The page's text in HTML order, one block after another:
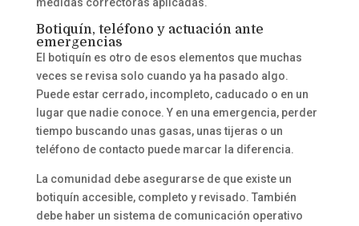
Botiquín, teléfono y actuación ante
emergencias
El botiquín es otro de esos elementos que muchas
veces se revisa solo cuando ya ha pasado algo.
Puede estar cerrado, incompleto, caducado o en un
lugar que nadie conoce. Y en una emergencia, perder
tiempo buscando unas gasas, unas tijeras o un
teléfono de contacto puede marcar la diferencia.
La comunidad debe asegurarse de que existe un
botiquín accesible, completo y revisado. También
debe haber un sistema de comunicación operativo